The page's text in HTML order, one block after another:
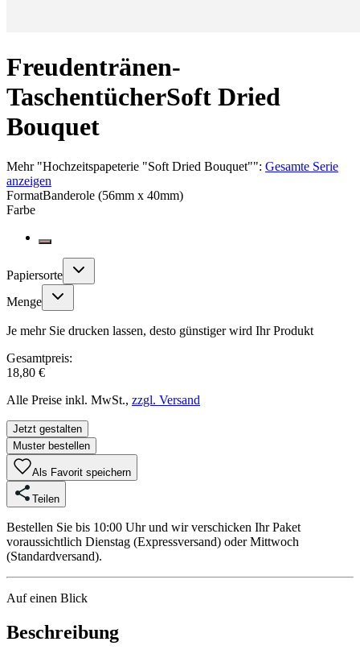
Freudentränen-
TaschentücherSoft Dried
Bouquet
Mehr"Hochzeitspapeterie "Soft Dried Bouquet"": Gesamte Serie
anzeigen
FormatBanderole (56mm x 40mm)
Farbe
Papiersorte
Menge
Je mehr Sie drucken lassen, desto günstiger wird Ihr Produkt
Gesamtpreis:
18,80 €
Alle Preise inkl. MwSt., zzgl. Versand
Jetzt gestalten
Muster bestellen
Als Favorit speichern
Teilen
Bestellen Sie bis 10:00 Uhr und wir verschicken Ihr Paket
voraussichtlich Dienstag (Expressversand) oder Mittwoch
(Standardversand).
Auf einen Blick
Beschreibung